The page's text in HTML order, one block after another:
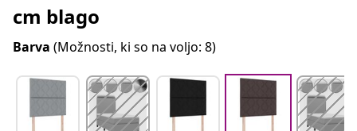
cm blago
Barva (Možnosti, ki so na voljo: 8)